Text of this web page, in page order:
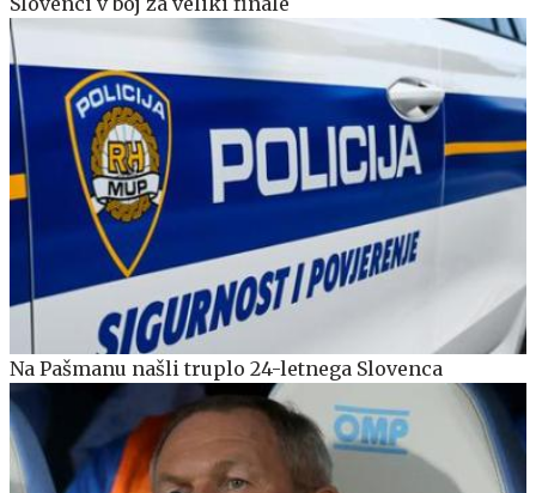
Na Pašmanu našli truplo 24-letnega Slovenca